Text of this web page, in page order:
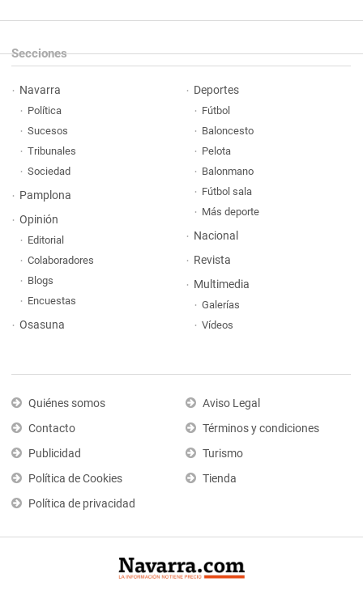
Secciones
Navarra
Política
Sucesos
Tribunales
Sociedad
Pamplona
Opinión
Editorial
Colaboradores
Blogs
Encuestas
Osasuna
Deportes
Fútbol
Baloncesto
Pelota
Balonmano
Fútbol sala
Más deporte
Nacional
Revista
Multimedia
Galerías
Vídeos
Quiénes somos
Contacto
Publicidad
Política de Cookies
Política de privacidad
Aviso Legal
Términos y condiciones
Turismo
Tienda